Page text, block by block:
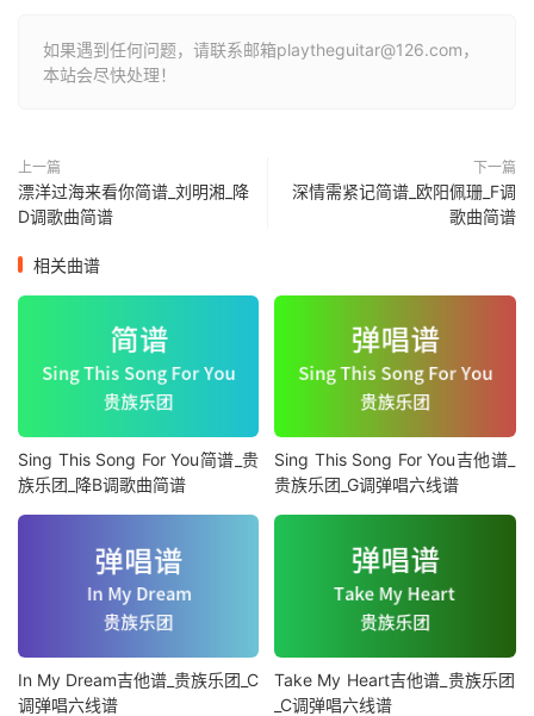
如果遇到任何问题，请联系邮箱playtheguitar@126.com，
本站会尽快处理！
上一篇
漂洋过海来看你简谱_刘明湘_降
D调歌曲简谱
下一篇
深情需紧记简谱_欧阳佩珊_F调
歌曲简谱
相关曲谱
Sing This Song For You简谱_贵
族乐团_降B调歌曲简谱
Sing This Song For You吉他谱_
贵族乐团_G调弹唱六线谱
In My Dream吉他谱_贵族乐团_C
调弹唱六线谱
Take My Heart吉他谱_贵族乐团
_C调弹唱六线谱